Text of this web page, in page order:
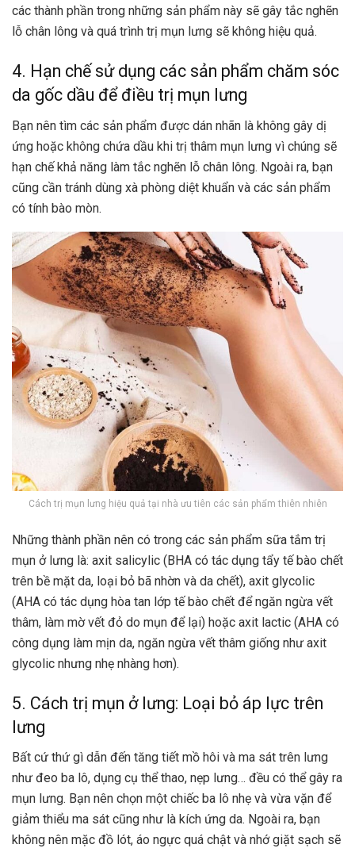
các thành phần trong những sản phẩm này sẽ gây tắc nghẽn
lỗ chân lông và quá trình trị mụn lưng sẽ không hiệu quả.
4. Hạn chế sử dụng các sản phẩm chăm sóc
da gốc dầu để điều trị mụn lưng
Bạn nên tìm các sản phẩm được dán nhãn là không gây dị
ứng hoặc không chứa dầu khi trị thâm mụn lưng vì chúng sẽ
hạn chế khả năng làm tắc nghẽn lỗ chân lông. Ngoài ra, bạn
cũng cần tránh dùng xà phòng diệt khuẩn và các sản phẩm
có tính bào mòn.
Cách trị mụn lưng hiệu quả tại nhà ưu tiên các sản phẩm thiên nhiên
Những thành phần nên có trong các sản phẩm sữa tắm trị
mụn ở lưng là: axit salicylic (BHA có tác dụng tẩy tế bào chết
trên bề mặt da, loại bỏ bã nhờn và da chết), axit glycolic
(AHA có tác dụng hòa tan lớp tế bào chết để ngăn ngừa vết
thâm, làm mờ vết đỏ do mụn để lại) hoặc axit lactic (AHA có
công dụng làm mịn da, ngăn ngừa vết thâm giống như axit
glycolic nhưng nhẹ nhàng hơn).
5. Cách trị mụn ở lưng: Loại bỏ áp lực trên
lưng
Bất cứ thứ gì dẫn đến tăng tiết mồ hôi và ma sát trên lưng
như đeo ba lô, dụng cụ thể thao, nẹp lưng… đều có thể gây ra
mụn lưng. Bạn nên chọn một chiếc ba lô nhẹ và vừa vặn để
giảm thiểu ma sát cũng như là kích ứng da. Ngoài ra, bạn
không nên mặc đồ lót, áo ngực quá chật và nhớ giặt sạch sẽ